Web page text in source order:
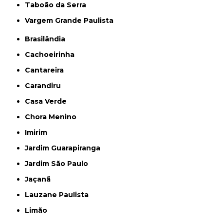
Taboão da Serra
Vargem Grande Paulista
Brasilândia
Cachoeirinha
Cantareira
Carandiru
Casa Verde
Chora Menino
Imirim
Jardim Guarapiranga
Jardim São Paulo
Jaçanã
Lauzane Paulista
Limão